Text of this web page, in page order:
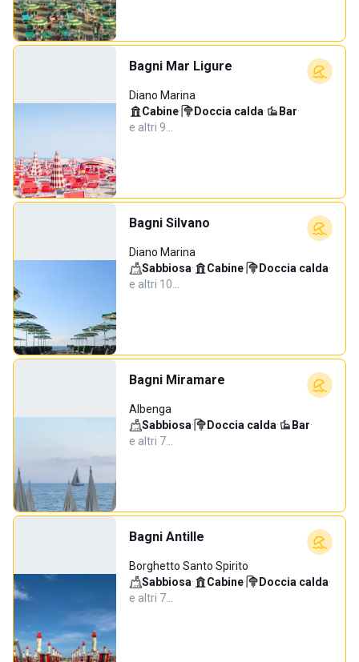
Bagni Mar Ligure
Diano Marina
Cabine· Doccia calda· Bar·
e altri 9…
Bagni Silvano
Diano Marina
Sabbiosa· Cabine· Doccia calda·
e altri 10…
Bagni Miramare
Albenga
Sabbiosa· Doccia calda· Bar·
e altri 7…
Bagni Antille
Borghetto Santo Spirito
Sabbiosa· Cabine· Doccia calda·
e altri 7…